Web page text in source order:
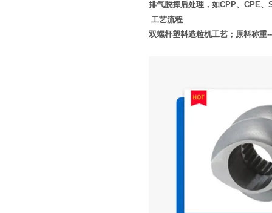
排气脱挥后处理，如CPP、CPE
工艺流程
双螺杆塑料造粒机工艺；原料称重